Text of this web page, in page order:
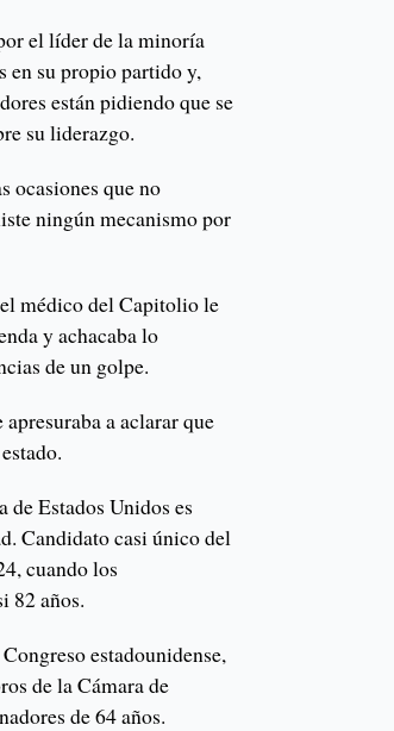
el líder de la minoría
en su propio partido y,
están pidiendo que se
su liderazgo.
ocasiones que no
ningún mecanismo por
médico del Capitolio le
y achacaba lo
de un golpe.
a aclarar que
Estados Unidos es
Candidato casi único del
cuando los
82 años.
estadounidense,
de la Cámara de
de 64 años.